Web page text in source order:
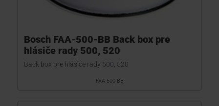
Bosch FAA-500-BB Back box pre
hlásiče rady 500, 520
Back box pre hlásiče rady 500, 520
FAA-500-BB